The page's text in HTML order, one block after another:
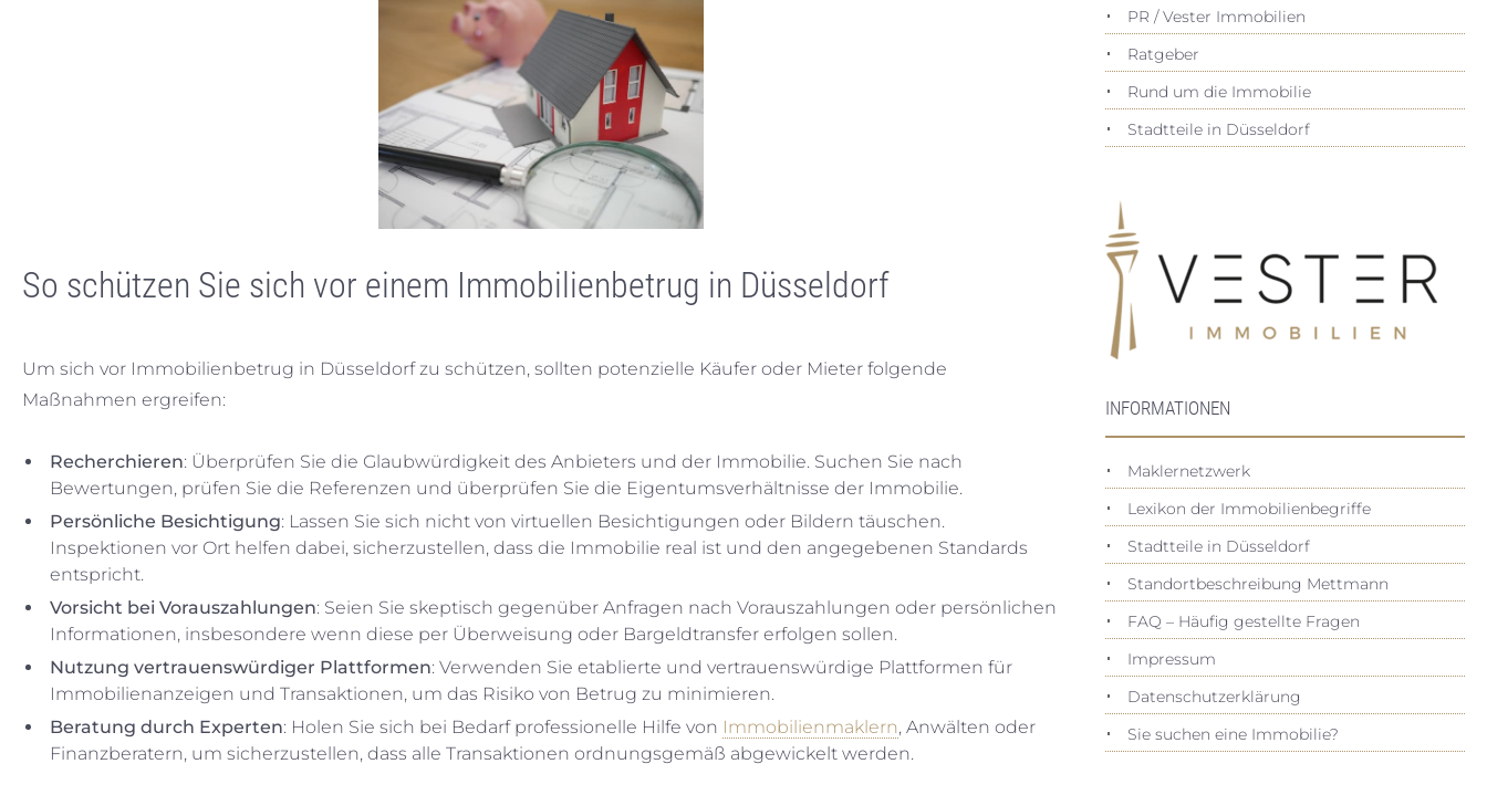
So schützen Sie sich vor einem Immobilienbetrug in Düsseldorf
Um sich vor Immobilienbetrug in Düsseldorf zu schützen, sollten potenzielle Käufer oder Mieter folgende
Maßnahmen ergreifen:
Recherchieren: Überprüfen Sie die Glaubwürdigkeit des Anbieters und der Immobilie. Suchen Sie nach
Bewertungen, prüfen Sie die Referenzen und überprüfen Sie die Eigentumsverhältnisse der Immobilie.
Persönliche Besichtigung: Lassen Sie sich nicht von virtuellen Besichtigungen oder Bildern täuschen.
Inspektionen vor Ort helfen dabei, sicherzustellen, dass die Immobilie real ist und den angegebenen Standards
entspricht.
Vorsicht bei Vorauszahlungen: Seien Sie skeptisch gegenüber Anfragen nach Vorauszahlungen oder persönlichen
Informationen, insbesondere wenn diese per Überweisung oder Bargeldtransfer erfolgen sollen.
Nutzung vertrauenswürdiger Plattformen: Verwenden Sie etablierte und vertrauenswürdige Plattformen für
Immobilienanzeigen und Transaktionen, um das Risiko von Betrug zu minimieren.
Beratung durch Experten: Holen Sie sich bei Bedarf professionelle Hilfe von Immobilienmaklern, Anwälten oder
Finanzberatern, um sicherzustellen, dass alle Transaktionen ordnungsgemäß abgewickelt werden.
PR / Vester Immobilien
Ratgeber
Rund um die Immobilie
Stadtteile in Düsseldorf
INFORMATIONEN
Maklernetzwerk
Lexikon der Immobilienbegriffe
Stadtteile in Düsseldorf
Standortbeschreibung Mettmann
FAQ – Häufig gestellte Fragen
Impressum
Datenschutz­erklärung
Sie suchen eine Immobilie?